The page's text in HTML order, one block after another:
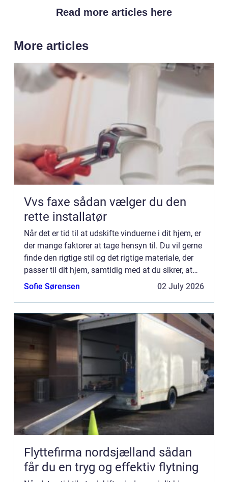
Read more articles here
More articles
Vvs faxe sådan vælger du den
rette installatør
Når det er tid til at udskifte vinduerne i dit hjem, er
der mange faktorer at tage hensyn til. Du vil gerne
finde den rigtige stil og det rigtige materiale, der
passer til dit hjem, samtidig med at du sikrer, at
dine nye vinduer er energieffektive og...
Sofie Sørensen 02 July 2026
Flyttefirma nordsjælland sådan
får du en tryg og effektiv flytning